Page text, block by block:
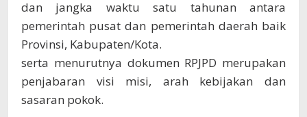
dan jangka waktu satu tahunan antara
pemerintah pusat dan pemerintah daerah baik
Provinsi, Kabupaten/Kota.
serta menurutnya dokumen RPJPD merupakan
penjabaran visi misi, arah kebijakan dan
sasaran pokok.